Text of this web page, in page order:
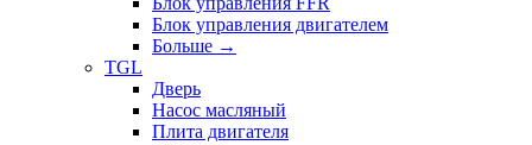
Блок управления двигателем
Больше →
TGL
Дверь
Насос масляный
Плита двигателя